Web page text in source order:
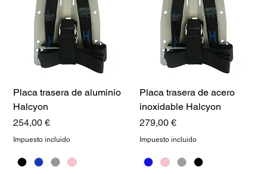
Placa trasera de aluminio
Halcyon
Precio
254,00 €
Impuesto incluido
Placa trasera de acero
inoxidable Halcyon
Precio
279,00 €
Impuesto incluido